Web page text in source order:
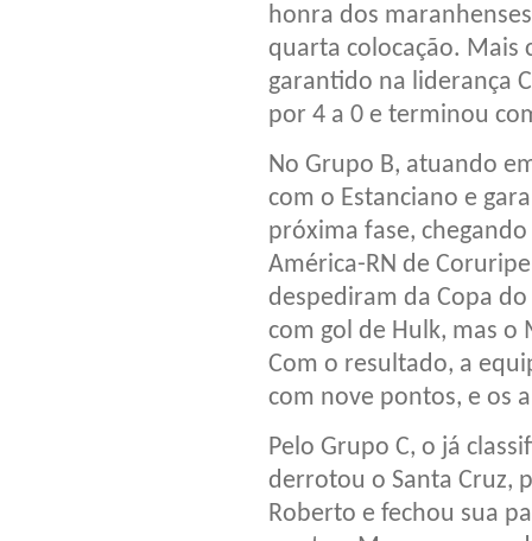
honra dos
quarta colocação. Mais
garantido na liderança
por 4 a 0 e terminou
No Grupo B, atuando
com o Estanciano e
próxima fase,
América-RN de
despediram da Copa
com gol de Hulk, mas
Com o resultado, a
com nove pontos, e os
Pelo Grupo C, o já
derrotou o Santa Cruz,
Roberto e fechou sua